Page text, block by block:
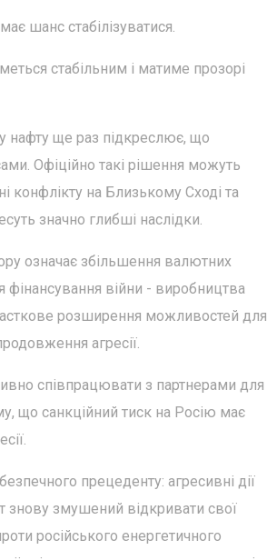
шанс стабілізуватися.
стабільним і матиме прозорі
нафту ще раз підкреслює, що
Офіційно такі рішення можуть
конфлікту на Близькому Сході та
значно глибші наслідки.
означає збільшення валютних
війни - виробництва
розширення можливостей для
агресії.
співпрацювати з партнерами для
що санкційний тиск на Росію має
прецеденту: агресивні дії
знову змушений відкривати свої
російського енергетичного